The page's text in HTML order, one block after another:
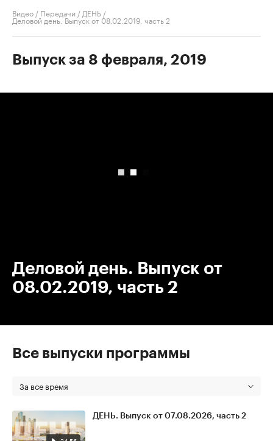
Видео / Передачи / ДЕНЬ /
Деловой день. Выпуск от 08.02.2019, часть 2
Выпуск за 8 февраля, 2019
Деловой день. Выпуск от
08.02.2019, часть 2
Все выпуски программы
За все время
ДЕНЬ. Выпуск от 07.08.2026, часть 2